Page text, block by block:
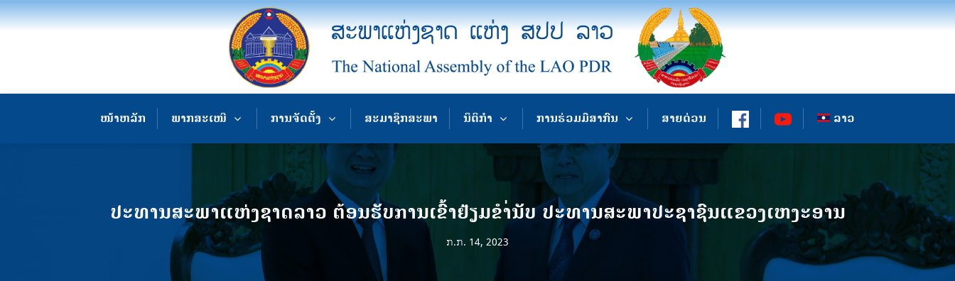
ໜ້າຫລັກ ພາກສະເໜີ ການຈັດຕັ້ງ ສະມາຊິກສະພາ ນິຕິກຳ ການຮ່ວມມືສາກົນ ສາຍດ່ວນ ລາວ
ປະທານສະພາແຫ່ງຊາດລາວ ຕ້ອນຮັບການເຂົ້າຢ້ຽມຂຳ່ນັບ ປະທານສະພາປະຊາຊົນແຂວງເຫງະອານ
ກ.ກ. 14, 2023